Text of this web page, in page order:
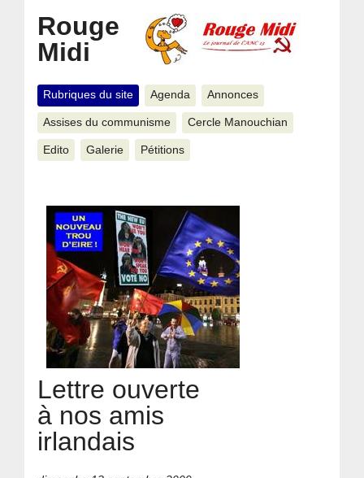
Rouge
Midi
Rubriques du site Agenda Annonces
Assises du communisme Cercle Manouchian
Edito Galerie Pétitions
Lettre ouverte
à nos amis
irlandais